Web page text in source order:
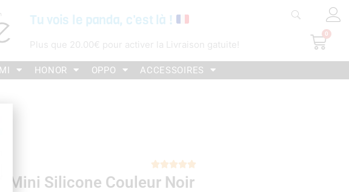
Tu vois le panda, c'est là !
Plus que 20.00€ pour activer la Livraison gatuite!
0
HONOR OPPO ACCESSOIRES

Mini Silicone Couleur Noir